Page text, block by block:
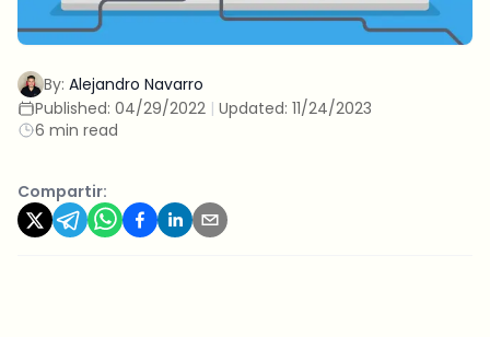
By: Alejandro Navarro
Published: 04/29/2022 | Updated: 11/24/2023
6 min read
Compartir: